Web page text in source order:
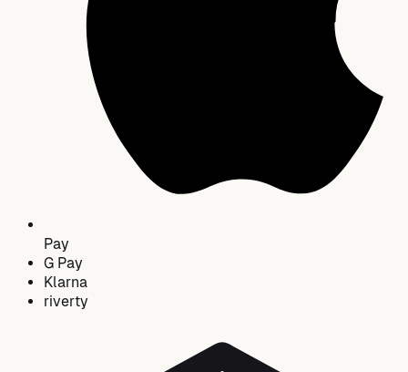
Pay
G Pay
Klarna
riverty